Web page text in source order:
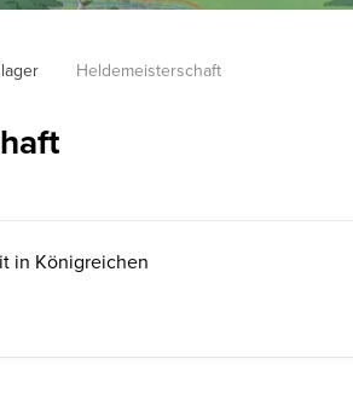
Heldemeisterschaft
in Königreichen